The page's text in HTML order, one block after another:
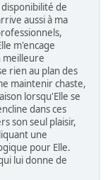
de
aussi à ma
m'encage
meilleure
rien au plan des
maintenir chaste,
lorsqu'Elle se
dans ces
son seul plaisir,
une
pour Elle.
lui donne de